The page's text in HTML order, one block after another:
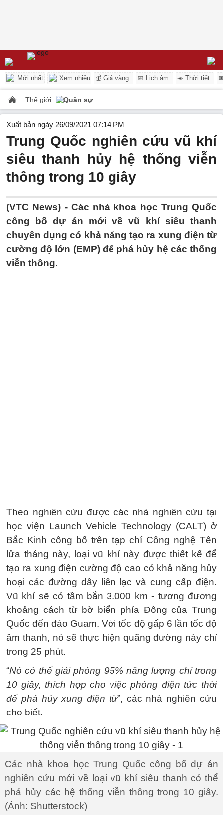
Mới nhất Xem nhiều 💰 Giá vàng 📅 Lịch âm ☀️ Thời tiết
Thế giới Quân sự
Xuất bản ngày 26/09/2021 07:14 PM
Trung Quốc nghiên cứu vũ khí
siêu thanh hủy hệ thống viễn
thông trong 10 giây
(VTC News) - Các nhà khoa học Trung Quốc
công bố dự án mới về vũ khí siêu thanh
chuyên dụng có khả năng tạo ra xung điện từ
cường độ lớn (EMP) để phá hủy hệ các thống
viễn thông.
Theo nghiên cứu được các nhà nghiên cứu tại
học viện Launch Vehicle Technology (CALT) ở
Bắc Kinh công bố trên tạp chí Công nghệ Tên
lửa tháng này, loại vũ khí này được thiết kế để
tạo ra xung điện cường độ cao có khả năng hủy
hoại các đường dây liên lạc và cung cấp điện.
Vũ khí sẽ có tầm bắn 3.000 km - tương đương
khoảng cách từ bờ biển phía Đông của Trung
Quốc đến đảo Guam. Với tốc độ gấp 6 lần tốc độ
âm thanh, nó sẽ thực hiện quãng đường này chỉ
trong 25 phút.
“Nó có thể giải phóng 95% năng lượng chỉ trong
10 giây, thích hợp cho việc phóng điện tức thời
để phá hủy xung điện từ”, các nhà nghiên cứu
cho biết.
Các nhà khoa học Trung Quốc công bố dự án
nghiên cứu mới về loại vũ khí siêu thanh có thể
phá hủy các hệ thống viễn thông trong 10 giây.
(Ảnh: Shutterstock)